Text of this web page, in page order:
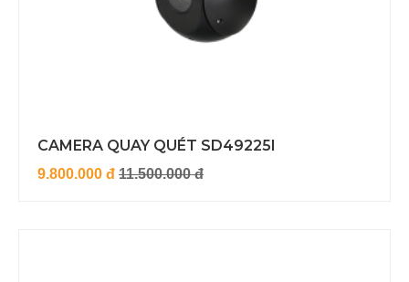
CAMERA QUAY QUÉT SD49225I
9.800.000 đ 11.500.000 đ